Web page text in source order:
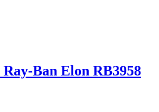
Ban Elon RB3958